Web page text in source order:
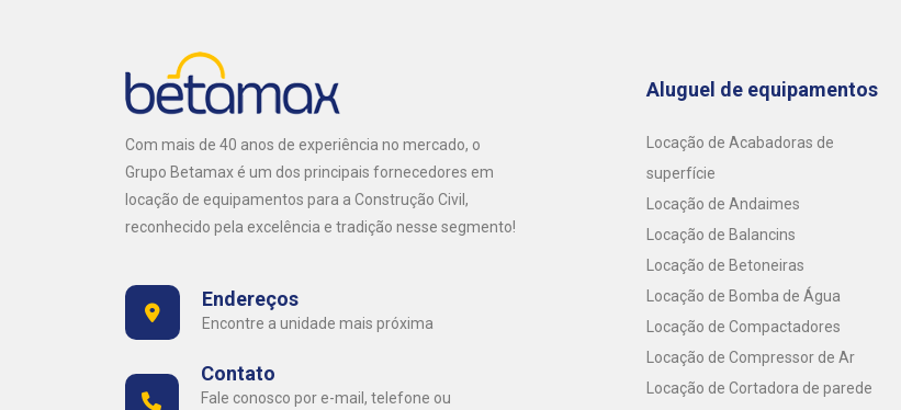
Com mais de 40 anos de experiência no mercado, o
Grupo Betamax é um dos principais fornecedores em
locação de equipamentos para a Construção Civil,
reconhecido pela excelência e tradição nesse segmento!
Endereços
Encontre a unidade mais próxima
Contato
Fale conosco por e-mail, telefone ou
Aluguel de equipamentos
Locação de Acabadoras de
superfície
Locação de Andaimes
Locação de Balancins
Locação de Betoneiras
Locação de Bomba de Água
Locação de Compactadores
Locação de Compressor de Ar
Locação de Cortadora de parede